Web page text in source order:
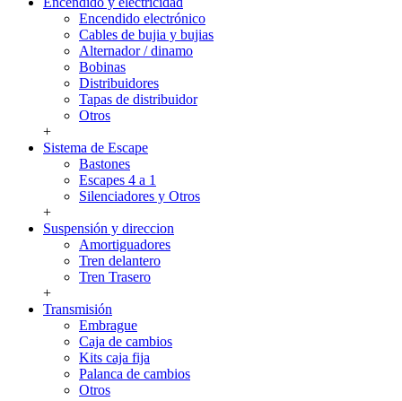
Encendido electrónico
Cables de bujia y bujias
Alternador / dinamo
Bobinas
Distribuidores
Tapas de distribuidor
Otros
+
Sistema de Escape
Bastones
Escapes 4 a 1
Silenciadores y Otros
+
Suspensión y direccion
Amortiguadores
Tren delantero
Tren Trasero
+
Transmisión
Embrague
Caja de cambios
Kits caja fija
Palanca de cambios
Otros